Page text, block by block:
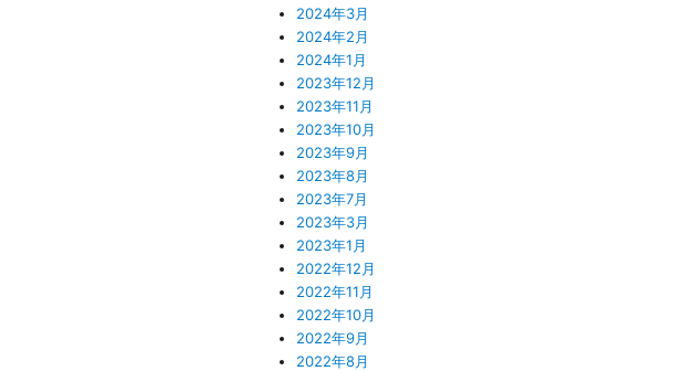
2024年3月
2024年2月
2024年1月
2023年12月
2023年11月
2023年10月
2023年9月
2023年8月
2023年7月
2023年3月
2023年1月
2022年12月
2022年11月
2022年10月
2022年9月
2022年8月